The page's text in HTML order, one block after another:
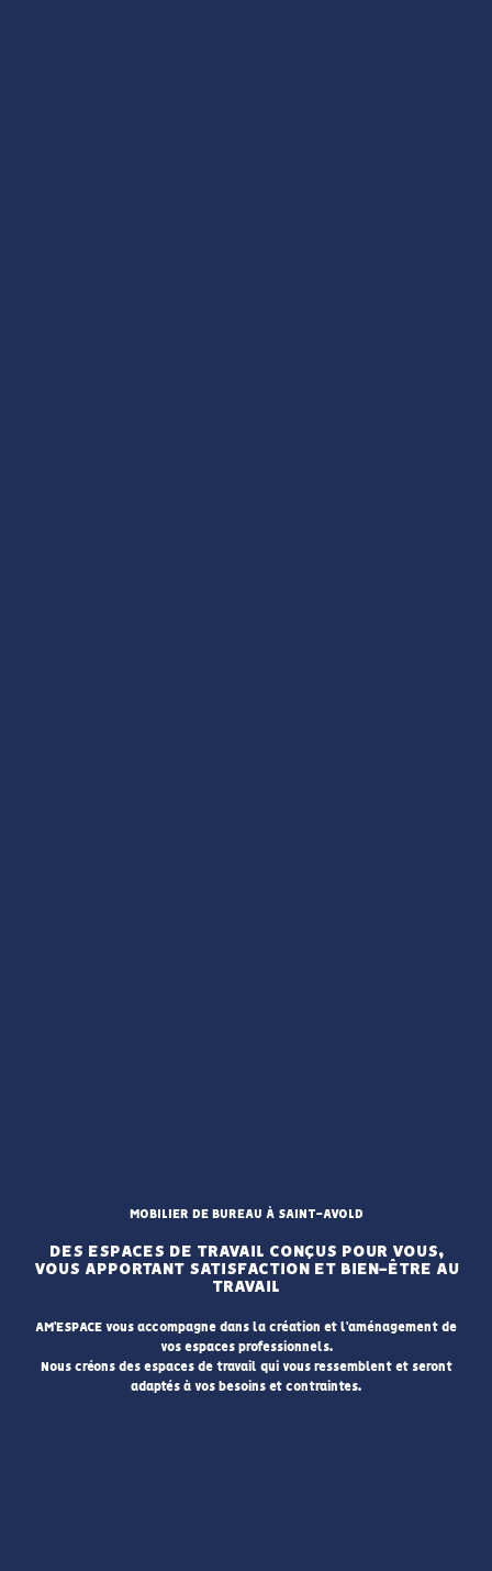
MOBILIER DE BUREAU À SAINT-AVOLD
DES ESPACES DE TRAVAIL CONÇUS POUR VOUS,
VOUS APPORTANT SATISFACTION ET BIEN-ÊTRE AU
TRAVAIL
AM'ESPACE vous accompagne dans la création et l'aménagement de
vos espaces professionnels.
Nous créons des espaces de travail qui vous ressemblent et seront
adaptés à vos besoins et contraintes.